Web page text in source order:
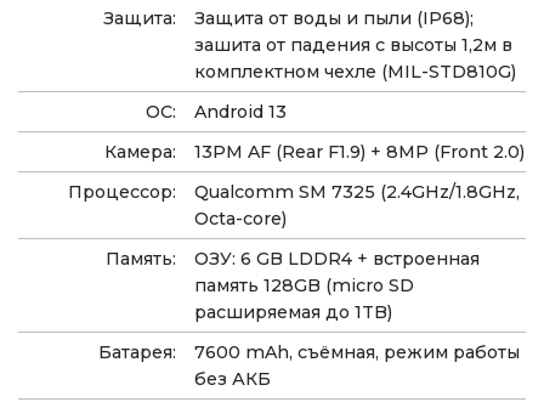
Защита:
Защита от воды и пыли (IP68);
зашита от падения с высоты 1,2м в
комплектном чехле (MIL-STD810G)
ОС:
Android 13
Камера:
13PM AF (Rear F1.9) + 8MP (Front 2.0)
Процессор:
Qualcomm SM 7325 (2.4GHz/1.8GHz,
Octa-core)
Память:
ОЗУ: 6 GB LDDR4 + встроенная
память 128GB (micro SD
расширяемая до 1TB)
Батарея:
7600 mAh, съёмная, режим работы
без АКБ